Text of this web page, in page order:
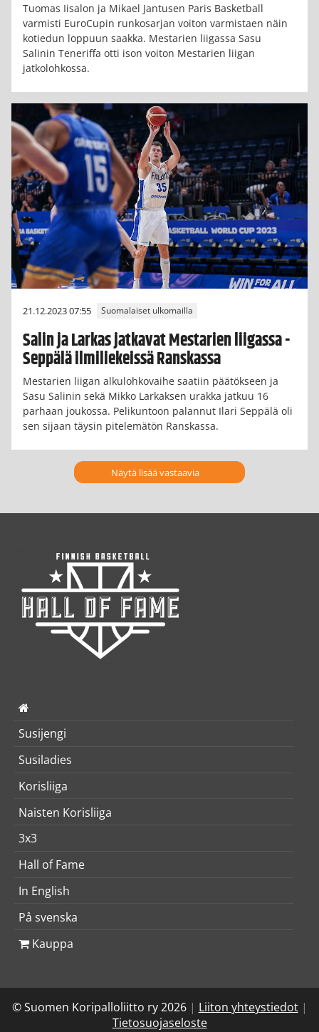
Tuomas Iisalon ja Mikael Jantusen Paris Basketball
varmisti EuroCupin runkosarjan voiton varmistaen näin
kotiedun loppuun saakka. Mestarien liigassa Sasu
Salinin Teneriffa otti ison voiton Mestarien liigan
jatkolohkossa.
21.12.2023 07:55 Suomalaiset ulkomailla
Salin ja Larkas jatkavat Mestarien liigassa -
Seppälä ilmiliekeissä Ranskassa
Mestarien liigan alkulohkovaihe saatiin päätökseen ja
Sasu Salinin sekä Mikko Larkaksen urakka jatkuu 16
parhaan joukossa. Pelikuntoon palannut Ilari Seppälä oli
sen sijaan täysin pitelemätön Ranskassa.
Näytä lisää vastaavia
Susijengi
Susiladies
Korisliiga
Naisten Korisliiga
3x3
Hall of Fame
In English
På svenska
Kauppa
© Suomen Koripalloliitto ry 2026 | Liiton yhteystiedot |
Tietosuojaseloste